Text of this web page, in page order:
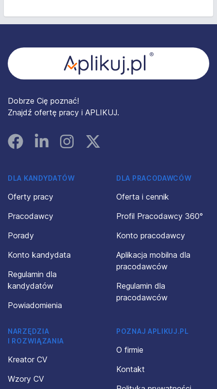
Dobrze Cię poznać!
Znajdź ofertę pracy i APLIKUJ.
FacebookLinked InInstagramInstagram
DLA KANDYDATÓW
Oferty pracy
Pracodawcy
Porady
Konto kandydata
Regulamin dla
kandydatów
Powiadomienia
DLA PRACODAWCÓW
Oferta i cennik
Profil Pracodawcy 360°
Konto pracodawcy
Aplikacja mobilna dla
pracodawców
Regulamin dla
pracodawców
NARZĘDZIA
I ROZWIĄZANIA
Kreator CV
Wzory CV
POZNAJ APLIKUJ.PL
O firmie
Kontakt